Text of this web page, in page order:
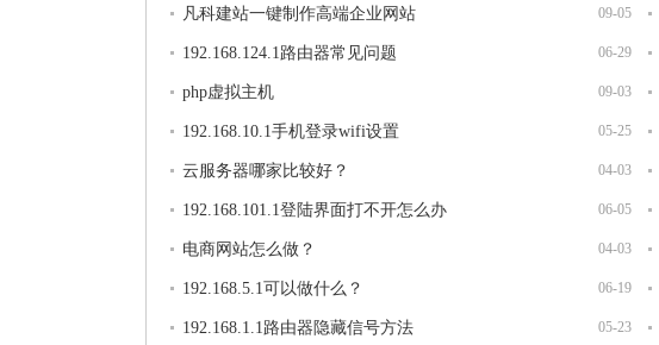
09-05
凡科建站一键制作高端企业网站
06-29
192.168.124.1路由器常见问题
09-03
php虚拟主机
05-25
192.168.10.1手机登录wifi设置
04-03
云服务器哪家比较好？
06-05
192.168.101.1登陆界面打不开怎么办
04-03
电商网站怎么做？
06-19
192.168.5.1可以做什么？
05-23
192.168.1.1路由器隐藏信号方法